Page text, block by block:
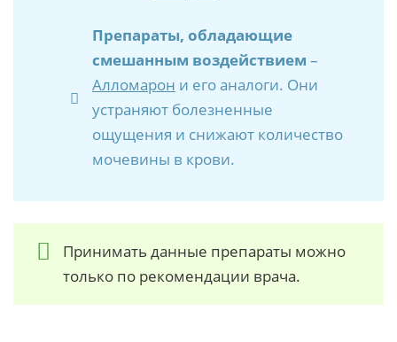
Препараты, обладающие
смешанным воздействием –
Алломарон и его аналоги. Они
устраняют болезненные
ощущения и снижают количество
мочевины в крови.
Принимать данные препараты можно
только по рекомендации врача.